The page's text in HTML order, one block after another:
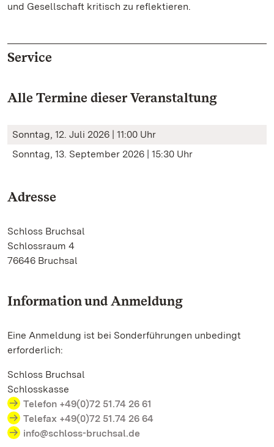
und Gesellschaft kritisch zu reflektieren.
Service
Alle Termine dieser Veranstaltung
Sonntag, 12. Juli 2026 | 11:00 Uhr
Sonntag, 13. September 2026 | 15:30 Uhr
Adresse
Schloss Bruchsal
Schlossraum 4
76646 Bruchsal
Information und Anmeldung
Eine Anmeldung ist bei Sonderführungen unbedingt
erforderlich:
Schloss Bruchsal
Schlosskasse
Telefon +49(0)72 51.74 26 61
Telefax +49(0)72 51.74 26 64
info@schloss-bruchsal.de